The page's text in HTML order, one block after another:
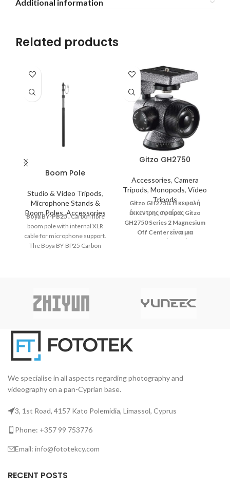
Additional information
Related products
Boom Pole
Studio & Video Tripods,
Microphone Stands &
Boom Poles,Accessories
BoyaBY-PB25.Carbon fibre
boom pole with internal XLR
cable for microphone support.
The Boya BY-BP25 Carbon
Gitzo GH2750
Accessories, Camera
Tripods, Monopods, Video
Tripods
Gitzo GH2750. Η κεφαλή
έκκεντρης σφαίρας Gitzo
GH2750 Series 2 Magnesium
Off Center είναι μια
We specialise in all aspects regarding photography and
videography on a pan-Cyprian base.
3, 1st Road, 4157 Kato Polemidia, Limassol, Cyprus
Phone: +357 99 753776
Email: info@fototekcy.com
RECENT POSTS